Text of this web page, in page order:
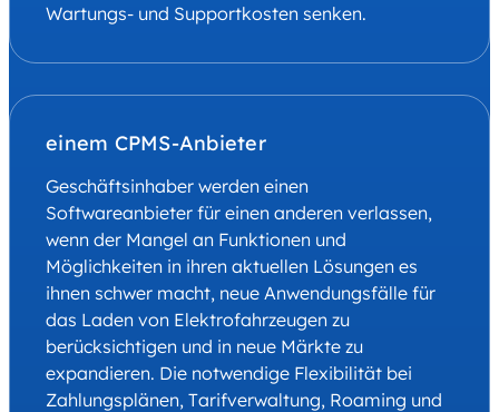
Wartungs- und Supportkosten senken.
einem CPMS-Anbieter
Geschäftsinhaber werden einen
Softwareanbieter für einen anderen verlassen,
wenn der Mangel an Funktionen und
Möglichkeiten in ihren aktuellen Lösungen es
ihnen schwer macht, neue Anwendungsfälle für
das Laden von Elektrofahrzeugen zu
berücksichtigen und in neue Märkte zu
expandieren. Die notwendige Flexibilität bei
Zahlungsplänen, Tarifverwaltung, Roaming und